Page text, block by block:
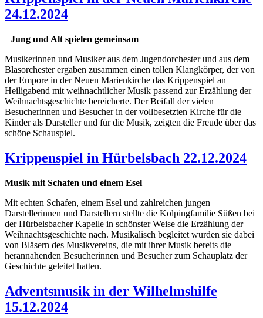
24.12.2024
Jung und Alt spielen gemeinsam
Musikerinnen und Musiker aus dem Jugendorchester und aus dem
Blasorchester ergaben zusammen einen tollen Klangkörper, der von
der Empore in der Neuen Marienkirche das Krippenspiel an
Heiligabend mit weihnachtlicher Musik passend zur Erzählung der
Weihnachtsgeschichte bereicherte. Der Beifall der vielen
Besucherinnen und Besucher in der vollbesetzten Kirche für die
Kinder als Darsteller und für die Musik, zeigten die Freude über das
schöne Schauspiel.
Krippenspiel in Hürbelsbach 22.12.2024
Musik mit Schafen und einem Esel
Mit echten Schafen, einem Esel und zahlreichen jungen
Darstellerinnen und Darstellern stellte die Kolpingfamilie Süßen bei
der Hürbelsbacher Kapelle in schönster Weise die Erzählung der
Weihnachtsgeschichte nach. Musikalisch begleitet wurden sie dabei
von Bläsern des Musikvereins, die mit ihrer Musik bereits die
herannahenden Besucherinnen und Besucher zum Schauplatz der
Geschichte geleitet hatten.
Adventsmusik in der Wilhelmshilfe
15.12.2024